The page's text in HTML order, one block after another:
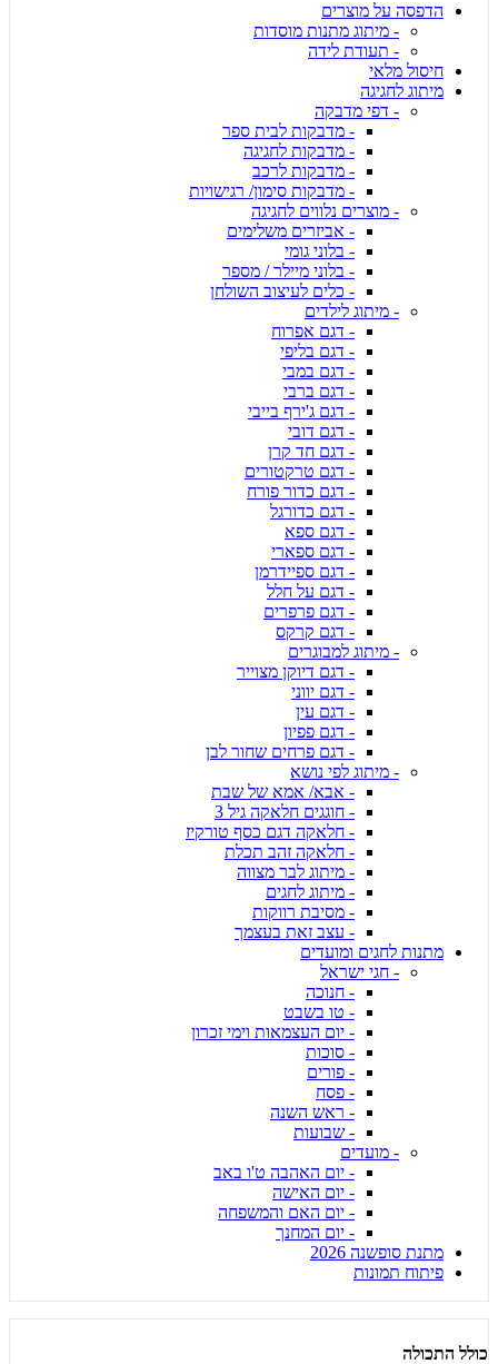
הדפסה על מוצרים
- מיתוג מתנות מוסדות
- תעודת לידה
חיסול מלאי
מיתוג לחגיגה
- דפי מדבקה
- מדבקות לבית ספר
- מדבקות לחגיגה
- מדבקות לרכב
- מדבקות סימון/ רגישויות
- מוצרים נלווים לחגיגה
- אביזרים משלימים
- בלוני גומי
- בלוני מיילר / מספר
- כלים לעיצוב השולחן
- מיתוג לילדים
- דגם אפרוח
- דגם בליפי
- דגם במבי
- דגם ברבי
- דגם ג'ירף בייבי
- דגם דובי
- דגם חד קרן
- דגם טרקטורים
- דגם כדור פורח
- דגם כדורגל
- דגם ספא
- דגם ספארי
- דגם ספיידרמן
- דגם על חלל
- דגם פרפרים
- דגם קרקס
- מיתוג למבוגרים
- דגם דיוקן מצוייר
- דגם יווני
- דגם עין
- דגם פפיון
- דגם פרחים שחור לבן
- מיתוג לפי נושא
- אבא/ אמא של שבת
- חוגגים חלאקה גיל 3
- חלאקה דגם כסף טורקיז
- חלאקה זהב תכלת
- מיתוג לבר מצווה
- מיתוג לחגים
- מסיבת רווקות
- עצב זאת בעצמך
מתנות לחגים ומועדים
- חגי ישראל
- חנוכה
- טו בשבט
- יום העצמאות וימי זכרון
- סוכות
- פורים
- פסח
- ראש השנה
- שבועות
- מועדים
- יום האהבה ט'ו באב
- יום האישה
- יום האם והמשפחה
- יום המחנך
מתנת סופשנה 2026
פיתוח תמונות
כולל התכולה